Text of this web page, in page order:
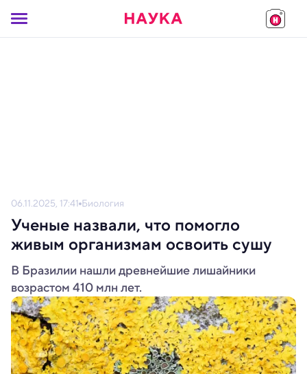
06.11.2025, 17:41 Биология
Ученые назвали, что помогло
живым организмам освоить сушу
В Бразилии нашли древнейшие лишайники
возрастом 410 млн лет.